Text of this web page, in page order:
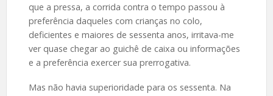
que a pressa, a corrida contra o tempo passou à
preferência daqueles com crianças no colo,
deficientes e maiores de sessenta anos, irritava-me
ver quase chegar ao guichê de caixa ou informações
e a preferência exercer sua prerrogativa.
Mas não havia superioridade para os sessenta. Na